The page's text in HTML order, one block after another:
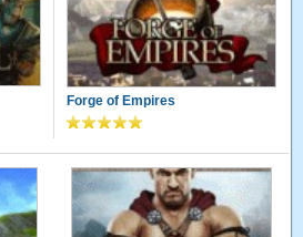
Forge of Empires